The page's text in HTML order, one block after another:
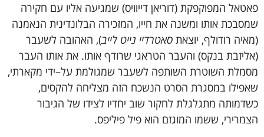
פאטאל המפוקפקת (דוריאן דייוויס) שמגיעה אליו עם חקירה
שמסבכת אותו ומשנה את חייו, המזכירה הבלונדינית הנאמנה
(מאיה רודולף, יוצאת סאטרדיי נייט לייב), האהובה לשעבר
(אליזבת בנקס) והעבר הטראגי שרודף אותו. את אותו העבר
מסמלת השוטרת השותפה לשעבר שמגולמת על–ידי מקארתי,
שאפילו במסגרת הסרט הנשכח הזה מצליחה להקסים,
כשדמותה מתגלגלת לחקור שוב יחדיו לצידו של הגיבור
הצמרירי, ששמו המוגזם הוא פיל פיליפס.